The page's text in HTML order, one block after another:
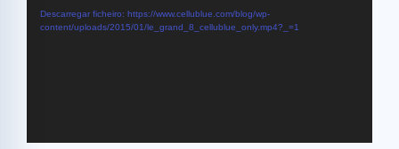
Descarregar ficheiro: https://www.cellublue.com/blog/wp-
content/uploads/2015/01/le_grand_8_cellublue_only.mp4?_=1